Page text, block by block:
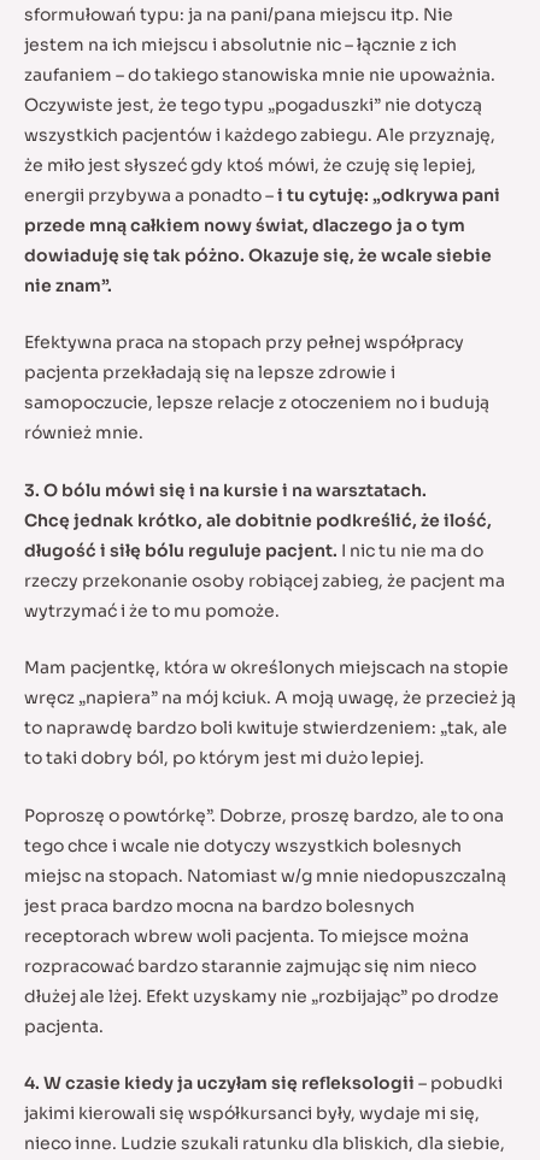
sformułowań typu: ja na pani/pana miejscu itp. Nie
jestem na ich miejscu i absolutnie nic – łącznie z ich
zaufaniem – do takiego stanowiska mnie nie upoważnia.
Oczywiste jest, że tego typu „pogaduszki” nie dotyczą
wszystkich pacjentów i każdego zabiegu. Ale przyznaję,
że miło jest słyszeć gdy ktoś mówi, że czuję się lepiej,
energii przybywa a ponadto –i tu cytuję: „odkrywa pani
przede mną całkiem nowy świat, dlaczego ja o tym
dowiaduję się tak póżno. Okazuje się, że wcale siebie
nie znam”.
Efektywna praca na stopach przy pełnej współpracy
pacjenta przekładają się na lepsze zdrowie i
samopoczucie, lepsze relacje z otoczeniem no i budują
również mnie.
3. O bólu mówi się i na kursie i na warsztatach.
Chcę jednak krótko, ale dobitnie podkreślić, że ilość,
długość i siłę bólu reguluje pacjent. I nic tu nie ma do
rzeczy przekonanie osoby robiącej zabieg, że pacjent ma
wytrzymać i że to mu pomoże.
Mam pacjentkę, która w określonych miejscach na stopie
wręcz „napiera” na mój kciuk. A moją uwagę, że przecież ją
to naprawdę bardzo boli kwituje stwierdzeniem: „tak, ale
to taki dobry ból, po którym jest mi dużo lepiej.
Poproszę o powtórkę”. Dobrze, proszę bardzo, ale to ona
tego chce i wcale nie dotyczy wszystkich bolesnych
miejsc na stopach. Natomiast w/g mnie niedopuszczalną
jest praca bardzo mocna na bardzo bolesnych
receptorach wbrew woli pacjenta. To miejsce można
rozpracować bardzo starannie zajmując się nim nieco
dłużej ale lżej. Efekt uzyskamy nie „rozbijając” po drodze
pacjenta.
4. W czasie kiedy ja uczyłam się refleksologii – pobudki
jakimi kierowali się współkursanci były, wydaje mi się,
nieco inne. Ludzie szukali ratunku dla bliskich, dla siebie,